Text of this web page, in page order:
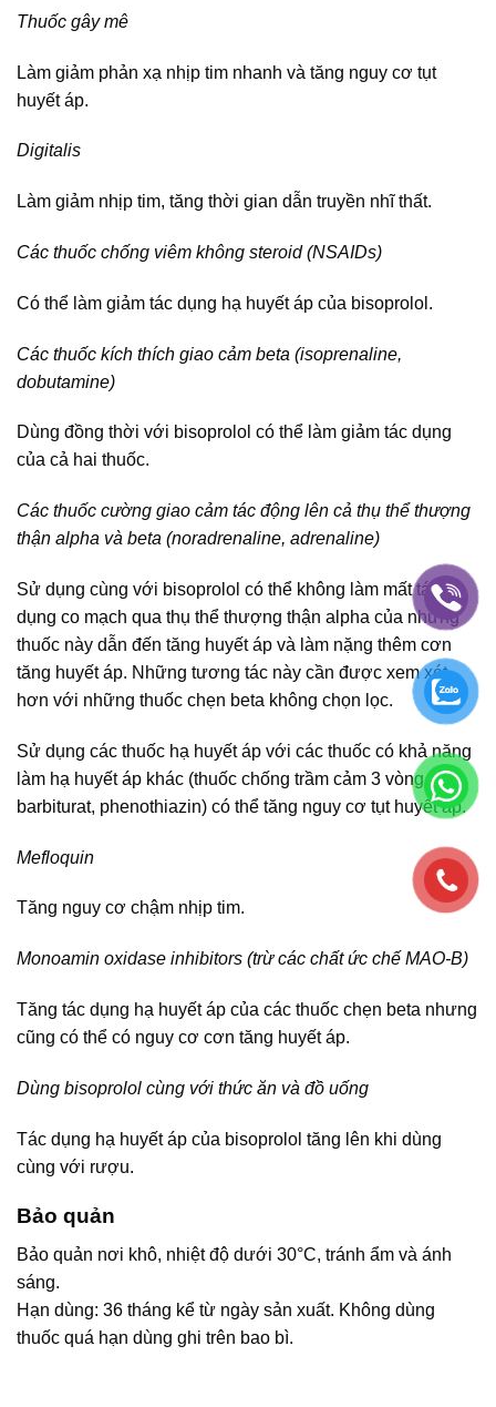
Thuốc gây mê
Làm giảm phản xạ nhịp tim nhanh và tăng nguy cơ tụt
huyết áp.
Digitalis
Làm giảm nhịp tim, tăng thời gian dẫn truyền nhĩ thất.
Các thuốc chống viêm không steroid (NSAIDs)
Có thể làm giảm tác dụng hạ huyết áp của bisoprolol.
Các thuốc kích thích giao cảm beta (isoprenaline,
dobutamine)
Dùng đồng thời với bisoprolol có thể làm giảm tác dụng
của cả hai thuốc.
Các thuốc cường giao cảm tác động lên cả thụ thể thượng
thận alpha và beta (noradrenaline, adrenaline)
Sử dụng cùng với bisoprolol có thể không làm mất tác
dụng co mạch qua thụ thể thượng thận alpha của những
thuốc này dẫn đến tăng huyết áp và làm nặng thêm cơn
tăng huyết áp. Những tương tác này cần được xem xét
hơn với những thuốc chẹn beta không chọn lọc.
Sử dụng các thuốc hạ huyết áp với các thuốc có khả năng
làm hạ huyết áp khác (thuốc chống trầm cảm 3 vòng, các
barbiturat, phenothiazin) có thể tăng nguy cơ tụt huyết áp.
Mefloquin
Tăng nguy cơ chậm nhịp tim.
Monoamin oxidase inhibitors (trừ các chất ức chế MAO-B)
Tăng tác dụng hạ huyết áp của các thuốc chẹn beta nhưng
cũng có thể có nguy cơ cơn tăng huyết áp.
Dùng bisoprolol cùng với thức ăn và đồ uống
Tác dụng hạ huyết áp của bisoprolol tăng lên khi dùng
cùng với rượu.
Bảo quản
Bảo quản nơi khô, nhiệt độ dưới 30°C, tránh ẩm và ánh
sáng.
Hạn dùng: 36 tháng kể từ ngày sản xuất. Không dùng
thuốc quá hạn dùng ghi trên bao bì.